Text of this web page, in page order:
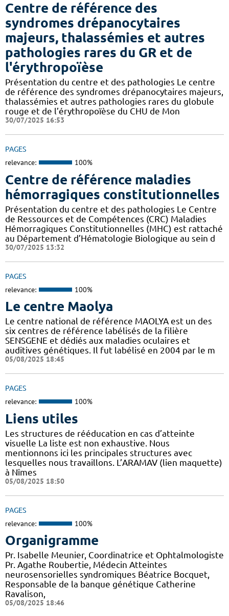
Centre de référence des
syndromes drépanocytaires
majeurs, thalassémies et autres
pathologies rares du GR et de
l'érythropoïèse
Présentation du centre et des pathologies Le centre
de référence des syndromes drépanocytaires majeurs,
thalassémies et autres pathologies rares du globule
rouge et de l’érythropoïèse du CHU de Mon
30/07/2025 16:53
PAGES
relevance: 100%
Centre de référence maladies
hémorragiques constitutionnelles
Présentation du centre et des pathologies Le Centre
de Ressources et de Compétences (CRC) Maladies
Hémorragiques Constitutionnelles (MHC) est rattaché
au Département d’Hématologie Biologique au sein d
30/07/2025 13:32
PAGES
relevance: 100%
Le centre Maolya
Le centre national de référence MAOLYA est un des
six centres de référence labélisés de la filière
SENSGENE et dédiés aux maladies oculaires et
auditives génétiques. Il fut labélisé en 2004 par le m
05/08/2025 18:45
PAGES
relevance: 100%
Liens utiles
Les structures de rééducation en cas d’atteinte
visuelle La liste est non exhaustive. Nous
mentionnons ici les principales structures avec
lesquelles nous travaillons. L’ARAMAV (lien maquette)
à Nîmes
05/08/2025 18:50
PAGES
relevance: 100%
Organigramme
Pr. Isabelle Meunier, Coordinatrice et Ophtalmologiste
Pr. Agathe Roubertie, Médecin Atteintes
neurosensorielles syndromiques Béatrice Bocquet,
Responsable de la banque génétique Catherine
Ravalison,
05/08/2025 18:46